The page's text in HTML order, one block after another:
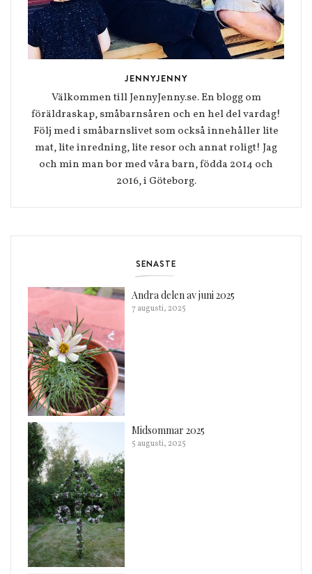
JENNYJENNY
Välkommen till JennyJenny.se. En blogg om
föräldraskap, småbarnsåren och en hel del vardag!
Följ med i småbarnslivet som också innehåller lite
mat, lite inredning, lite resor och annat roligt! Jag
och min man bor med våra barn, födda 2014 och
2016, i Göteborg.
SENASTE
Andra delen av juni 2025
7 augusti, 2025
Midsommar 2025
5 augusti, 2025